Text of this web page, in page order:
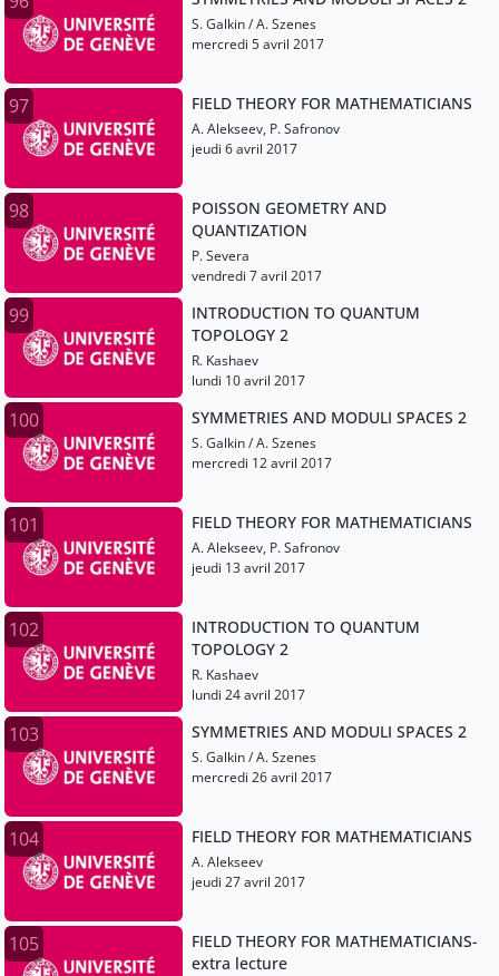
S. Galkin / A. Szenes
mercredi 5 avril 2017
97 FIELD THEORY FOR MATHEMATICIANS
A. Alekseev, P. Safronov
jeudi 6 avril 2017
98
POISSON GEOMETRY AND
QUANTIZATION
P. Severa
vendredi 7 avril 2017
99
INTRODUCTION TO QUANTUM
TOPOLOGY 2
R. Kashaev
lundi 10 avril 2017
100 SYMMETRIES AND MODULI SPACES 2
S. Galkin / A. Szenes
mercredi 12 avril 2017
101 FIELD THEORY FOR MATHEMATICIANS
A. Alekseev, P. Safronov
jeudi 13 avril 2017
102
INTRODUCTION TO QUANTUM
TOPOLOGY 2
R. Kashaev
lundi 24 avril 2017
103 SYMMETRIES AND MODULI SPACES 2
S. Galkin / A. Szenes
mercredi 26 avril 2017
104 FIELD THEORY FOR MATHEMATICIANS
A. Alekseev
jeudi 27 avril 2017
105
FIELD THEORY FOR MATHEMATICIANS-
extra lecture